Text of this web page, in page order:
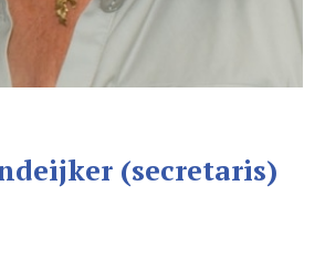
(secretaris)